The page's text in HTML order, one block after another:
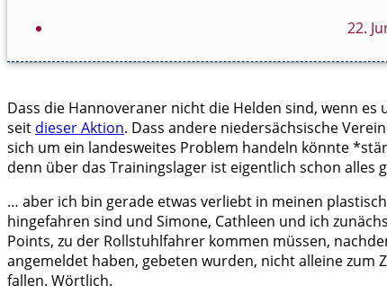
22.
Dass die Hannoveraner nicht die Helden sind, wenn
seit dieser Aktion. Dass andere niedersächsische
sich um ein landesweites Problem handeln könnte
denn über das Trainingslager ist eigentlich schon alles
… aber ich bin gerade etwas verliebt in meinen
hingefahren sind und Simone, Cathleen und ich
Points, zu der Rollstuhlfahrer kommen müssen,
angemeldet haben, gebeten wurden, nicht alleine zum
fallen. Wörtlich.